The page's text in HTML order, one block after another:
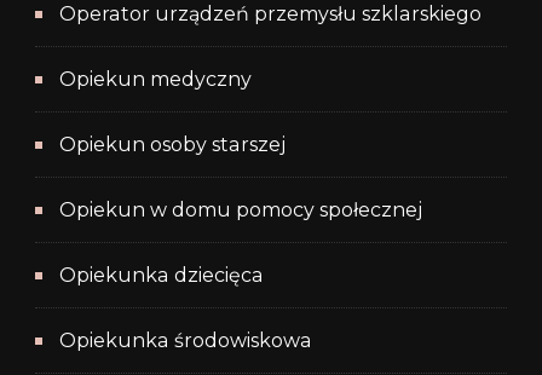
Operator urządzeń przemysłu szklarskiego
Opiekun medyczny
Opiekun osoby starszej
Opiekun w domu pomocy społecznej
Opiekunka dziecięca
Opiekunka środowiskowa